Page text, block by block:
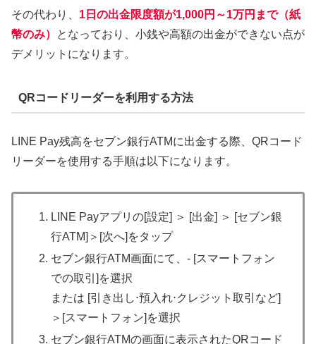
その代わり、 1日の出金限度額が1,000円～1万円まで（紙
幣のみ）
となっており、小銭や高額の出金ができない点が
デメリットになります。
QRコードリーダーを利用する方法
LINE Pay残高をセブン銀行ATMに出金する際、QRコード
リーダーを使用する手順は以下になります。
LINE Payアプリの[設定] ＞ [出金] ＞ [セブン銀
行ATM]＞[次へ]をタップ
セブン銀行ATM画面にて、- [スマートフォン
での取引]を選択
または [引き出し⋅預入れ⋅クレジット取引など]
＞[スマートフォン]を選択
セブン銀行ATMの画面に表示されたQRコード